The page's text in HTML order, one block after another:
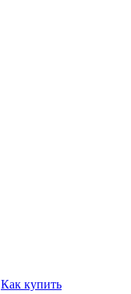
Как купить